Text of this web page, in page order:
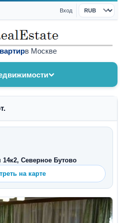
Вход
Валюта
в Москве
Северное Бутово
на карте